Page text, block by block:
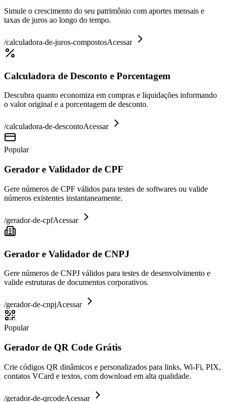
Simule o crescimento do seu patrimônio com aportes mensais e
taxas de juros ao longo do tempo.
/calculadora-de-juros-compostosAcessar
Calculadora de Desconto e Porcentagem
Descubra quanto economiza em compras e liquidações informando
o valor original e a porcentagem de desconto.
/calculadora-de-descontoAcessar
Popular
Gerador e Validador de CPF
Gere números de CPF válidos para testes de softwares ou valide
números existentes instantaneamente.
/gerador-de-cpfAcessar
Gerador e Validador de CNPJ
Gere números de CNPJ válidos para testes de desenvolvimento e
valide estruturas de documentos corporativos.
/gerador-de-cnpjAcessar
Popular
Gerador de QR Code Grátis
Crie códigos QR dinâmicos e personalizados para links, Wi-Fi, PIX,
contatos VCard e textos, com download em alta qualidade.
/gerador-de-qrcodeAcessar